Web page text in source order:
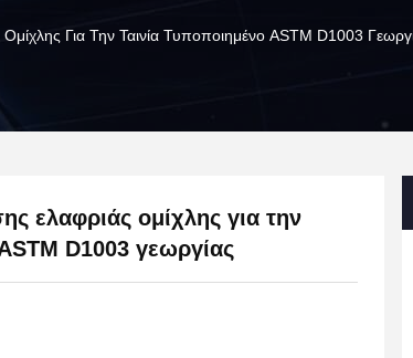
Για Την Ταινία Τυποποιημένο ASTM D1003
ελαφριάς ομίχλης για την
D1003 γεωργίας